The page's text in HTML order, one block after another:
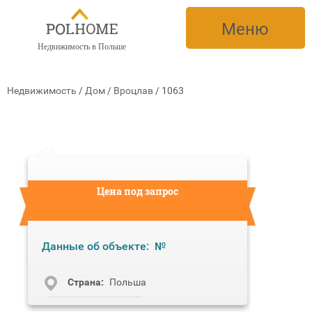
Недвижимость в Польше
Меню
Недвижимость / Дом / Вроцлав / 1063
Цена под запрос
Данные об объекте: №
Cтрана: Польша